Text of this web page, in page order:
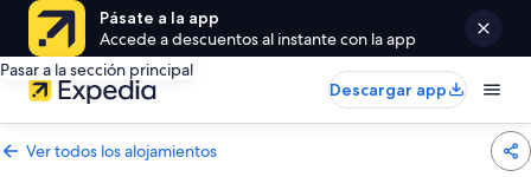
Pásate a la app
Accede a descuentos al instante con la app
Pasar a la sección principal
Descargar app
Ver todos los alojamientos